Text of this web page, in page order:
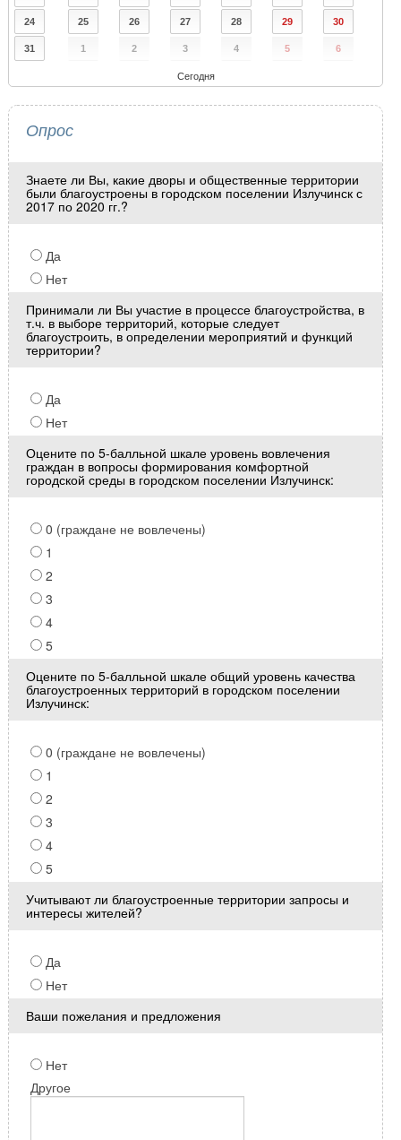
24 25 26 27 28 29 30
31 1 2 3 4 5 6
Сегодня
Опрос
Знаете ли Вы, какие дворы и общественные территории
были благоустроены в городском поселении Излучинск с
2017 по 2020 гг.?
Да
Нет
Принимали ли Вы участие в процессе благоустройства, в
т.ч. в выборе территорий, которые следует
благоустроить, в определении мероприятий и функций
территории?
Да
Нет
Оцените по 5-балльной шкале уровень вовлечения
граждан в вопросы формирования комфортной
городской среды в городском поселении Излучинск:
0 (граждане не вовлечены)
1
2
3
4
5
Оцените по 5-балльной шкале общий уровень качества
благоустроенных территорий в городском поселении
Излучинск:
0 (граждане не вовлечены)
1
2
3
4
5
Учитывают ли благоустроенные территории запросы и
интересы жителей?
Да
Нет
Ваши пожелания и предложения
Нет
Другое